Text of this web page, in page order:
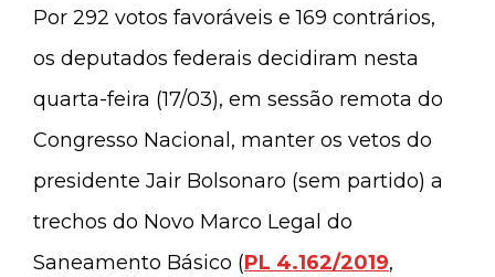
Por 292 votos favoráveis e 169 contrários,
os deputados federais decidiram nesta
quarta-feira (17/03), em sessão remota do
Congresso Nacional, manter os vetos do
presidente Jair Bolsonaro (sem partido) a
trechos do Novo Marco Legal do
Saneamento Básico (PL 4.162/2019,